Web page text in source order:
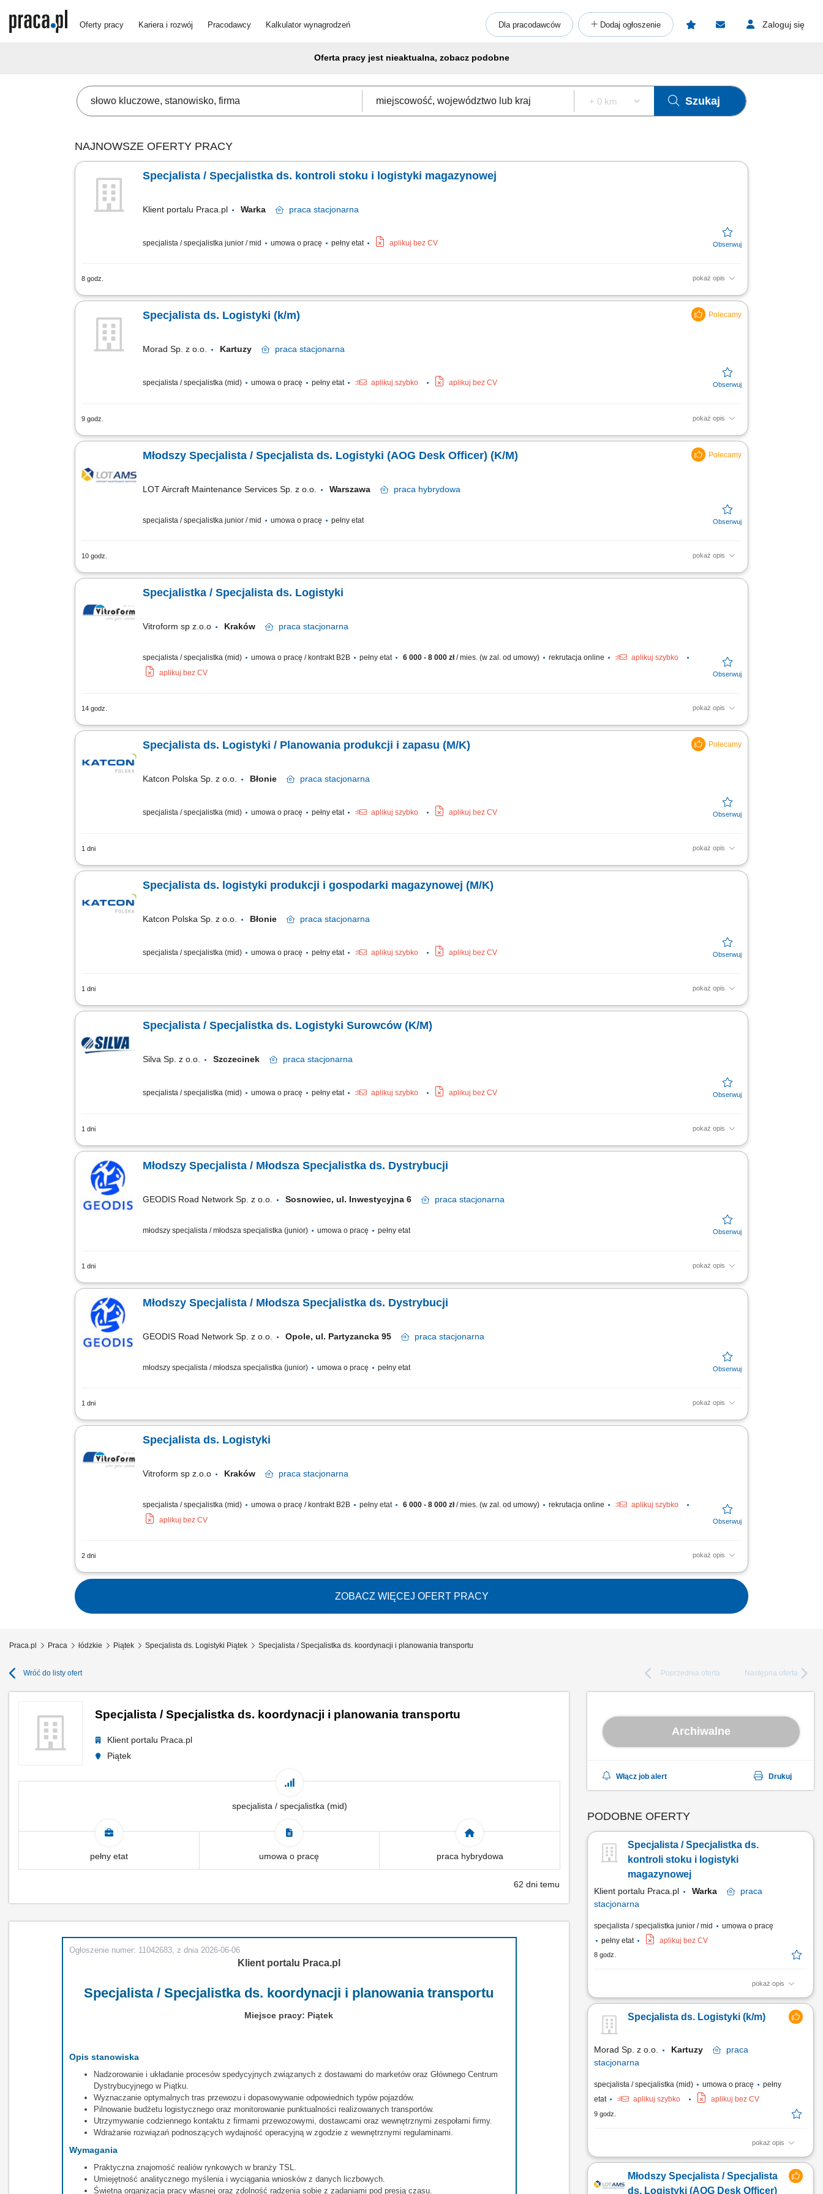
Oferty pracy Kariera i rozwój Pracodawcy Kalkulator wynagrodzeń Dla pracodawców Dodaj ogłoszenie Zaloguj się
Oferta pracy jest nieaktualna, zobacz podobne
Szukaj
NAJNOWSZE OFERTY PRACY
Specjalista / Specjalistka ds. kontroli stoku i logistyki magazynowej
Klient portalu Praca.pl Warka praca stacjonarna
specjalista / specjalistka junior / mid umowa o pracę pełny etat aplikuj bez CV
8 godz. pokaż opis
Koordynowanie i kontrolowanie poprawności operacji rejestrowanych przez zespół magazynierów w zintegrowanym systemie klasy ERP (SAP). Tworzenie rzetelnej i
Specjalista ds. Logistyki (k/m)
Morad Sp. z o.o. Kartuzy praca stacjonarna
specjalista / specjalistka (mid) umowa o pracę pełny etat aplikuj szybko aplikuj bez CV
9 godz. pokaż opis
planowanie tras w celu optymalizacji wykorzystania środków transportu; organizacja transportów krajowych; ścisła współpraca z innymi działami firmy; rozliczanie
Młodszy Specjalista / Specjalista ds. Logistyki (AOG Desk Officer) (K/M)
LOT Aircraft Maintenance Services Sp. z o.o. Warszawa praca hybrydowa
specjalista / specjalistka junior / mid umowa o pracę pełny etat
10 godz. pokaż opis
Wymagania: Wykształcenie wyższe, preferowane kierunki studiów: logistyka, ekonomia, zarządzanie, bezpieczeństwo wewnętrzne. Minimum 2-letnie
Specjalistka / Specjalista ds. Logistyki
Vitroform sp z.o.o Kraków praca stacjonarna
specjalista / specjalistka (mid) umowa o pracę / kontrakt B2B pełny etat 6 000 - 8 000 zł/ mies. (w zal. od umowy) rekrutacja online
aplikuj szybko
aplikuj bez CV
14 godz. pokaż opis
Planowanie i organizacja wysyłek (transport własny oraz spedycja zewnętrzna) Negocjowanie stawek i wycena transportów krajowych oraz międzynarodowych;
Specjalista ds. Logistyki / Planowania produkcji i zapasu (M/K)
Katcon Polska Sp. z o.o. Błonie praca stacjonarna
specjalista / specjalistka (mid) umowa o pracę pełny etat aplikuj szybko aplikuj bez CV
1 dni pokaż opis
Zadania Zarządzanie poziomami zapasów surowców, półproduktów i wyrobów gotowych w celu zapewnienia ciągłości produkcji i realizacji zamówień;
Specjalista ds. logistyki produkcji i gospodarki magazynowej (M/K)
Katcon Polska Sp. z o.o. Błonie praca stacjonarna
specjalista / specjalistka (mid) umowa o pracę pełny etat aplikuj szybko aplikuj bez CV
1 dni pokaż opis
Opis stanowiska Zapewnianie płynności procesów produkcyjnych poprzez optymalne utrzymanie stanów magazynowych; Prognozowanie zapotrzebowania na
Specjalista / Specjalistka ds. Logistyki Surowców (K/M)
Silva Sp. z o.o. Szczecinek praca stacjonarna
specjalista / specjalistka (mid) umowa o pracę pełny etat aplikuj szybko aplikuj bez CV
1 dni pokaż opis
Zakres obowiązków: planowanie i koordynowanie transportu surowca drzewnego z wykorzystaniem floty własnej oraz firm zewnętrznych, bieżąca współpraca z
Młodszy Specjalista / Młodsza Specjalistka ds. Dystrybucji
GEODIS Road Network Sp. z o.o. Sosnowiec, ul. Inwestycyjna 6 praca stacjonarna
młodszy specjalista / młodsza specjalistka (junior) umowa o pracę pełny etat
1 dni pokaż opis
Opis stanowiska Optymalne planowanie transportów i przekazywanie zleceń kierowcom. Zapewnienie odpowiednich środków transportu do realizacji zamówień
Młodszy Specjalista / Młodsza Specjalistka ds. Dystrybucji
GEODIS Road Network Sp. z o.o. Opole, ul. Partyzancka 95 praca stacjonarna
młodszy specjalista / młodsza specjalistka (junior) umowa o pracę pełny etat
1 dni pokaż opis
Opis stanowiska Optymalne planowanie transportów i przekazywanie zleceń kierowcom. Zapewnienie odpowiednich środków transportu do realizacji zamówień
Specjalista ds. Logistyki
Vitroform sp z.o.o Kraków praca stacjonarna
specjalista / specjalistka (mid) umowa o pracę / kontrakt B2B pełny etat 6 000 - 8 000 zł/ mies. (w zal. od umowy) rekrutacja online
aplikuj szybko
aplikuj bez CV
2 dni pokaż opis
Planowanie wysyłek zewnętrznych (spedycja) oraz transportów własnych; Negocjacja stawek transportowych; Wycena transportów narodowych oraz
ZOBACZ WIĘCEJ OFERT PRACY
Praca.pl Praca łódzkie Piątek Specjalista ds. Logistyki Piątek Specjalista / Specjalistka ds. koordynacji i planowania transportu
Wróć do listy ofert Poprzednia oferta Następna oferta
Specjalista / Specjalistka ds. koordynacji i planowania transportu
Klient portalu Praca.pl
Piątek
specjalista / specjalistka (mid)
pełny etat umowa o pracę praca hybrydowa
62 dni temu
Ogłoszenie numer: 11042683, z dnia 2026-06-06
Klient portalu Praca.pl
Specjalista / Specjalistka ds. koordynacji i planowania transportu
Miejsce pracy: Piątek
Opis stanowiska
Nadzorowanie i układanie procesów spedycyjnych związanych z dostawami do marketów oraz Głównego Centrum
Dystrybucyjnego w Piątku.
Wyznaczanie optymalnych tras przewozu i dopasowywanie odpowiednich typów pojazdów.
Pilnowanie budżetu logistycznego oraz monitorowanie punktualności realizowanych transportów.
Utrzymywanie codziennego kontaktu z firmami przewozowymi, dostawcami oraz wewnętrznymi zespołami firmy.
Wdrażanie rozwiązań podnoszących wydajność operacyjną w zgodzie z wewnętrznymi regulaminami.
Wymagania
Praktyczna znajomość realiów rynkowych w branży TSL.
Umiejętność analitycznego myślenia i wyciągania wniosków z danych liczbowych.
Świetna organizacja pracy własnej oraz zdolność radzenia sobie z zadaniami pod presją czasu.
Archiwalne
Włącz job alert Drukuj
PODOBNE OFERTY
Specjalista / Specjalistka ds.
kontroli stoku i logistyki
magazynowej
Klient portalu Praca.pl Warka
praca
stacjonarna
specjalista / specjalistka junior / mid
umowa o pracę
pełny etat
aplikuj bez CV
8 godz.
pokaż opis
Koordynowanie i kontrolowanie poprawności operacji
rejestrowanych przez zespół magazynierów w zintegrowanym
systemie klasy ERP (SAP). Tworzenie rzetelnej i kompletnej
dokumentacji magazynowej oraz dbanie o bezbłędny przepływ
szczegółowych,...
Specjalista ds. Logistyki (k/m)
Morad Sp. z o.o. Kartuzy
praca
stacjonarna
specjalista / specjalistka (mid) umowa o pracę
pełny
etat
aplikuj szybko aplikuj bez CV
9 godz.
pokaż opis
planowanie tras w celu optymalizacji wykorzystania środków
współpraca z innymi działami firmy; rozliczanie kierowców oraz
floty; zarządzanie wewnętrzną flotą;
Młodszy Specjalista / Specjalista
ds. Logistyki (AOG Desk Officer)